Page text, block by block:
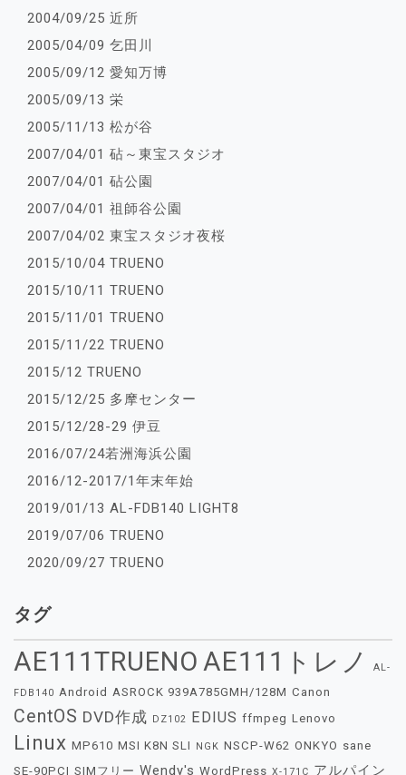
2004/09/25 近所
2005/04/09 乞田川
2005/09/12 愛知万博
2005/09/13 栄
2005/11/13 松が谷
2007/04/01 砧～東宝スタジオ
2007/04/01 砧公園
2007/04/01 祖師谷公園
2007/04/02 東宝スタジオ夜桜
2015/10/04 TRUENO
2015/10/11 TRUENO
2015/11/01 TRUENO
2015/11/22 TRUENO
2015/12 TRUENO
2015/12/25 多摩センター
2015/12/28-29 伊豆
2016/07/24若洲海浜公園
2016/12-2017/1年末年始
2019/01/13 AL-FDB140 LIGHT8
2019/07/06 TRUENO
2020/09/27 TRUENO
タグ
AE111TRUENO AE111トレノ AL-
FDB140 Android ASROCK 939A785GMH/128M Canon
CentOS DVD作成 DZ102 EDIUS ffmpeg Lenovo
Linux MP610 MSI K8N SLI NGK NSCP-W62 ONKYO sane
SE-90PCI SIMフリー Wendy's WordPress X-171C アルパイン